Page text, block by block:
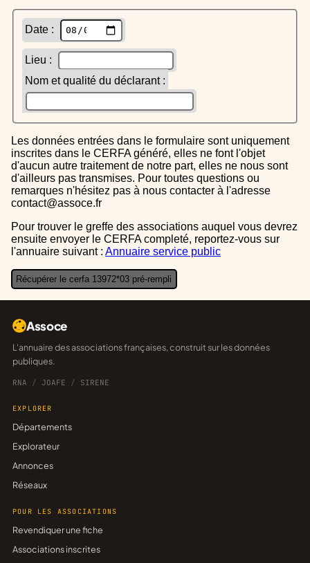
Date :
Lieu :
Nom et qualité du déclarant :
Les données entrées dans le formulaire sont uniquement
inscrites dans le CERFA généré, elles ne font l'objet
d'aucun autre traitement de notre part, elles ne nous sont
d'ailleurs pas transmises. Pour toutes questions ou
remarques n'hésitez pas à nous contacter à l'adresse
contact@assoce.fr
Pour trouver le greffe des associations auquel vous devrez
ensuite envoyer le CERFA completé, reportez-vous sur
l'annuaire suivant : Annuaire service public
Récupérer le cerfa 13972*03 pré-rempli
Assoce
L'annuaire des associations françaises, construit sur les données
publiques.
RNA / JOAFE / SIRENE
EXPLORER
Départements
Explorateur
Annonces
Réseaux
POUR LES ASSOCIATIONS
Revendiquer une fiche
Associations inscrites